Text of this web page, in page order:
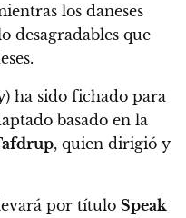
los daneses
desagradables que
) ha sido fichado para
basado en la
, quien dirigió y
por título Speak